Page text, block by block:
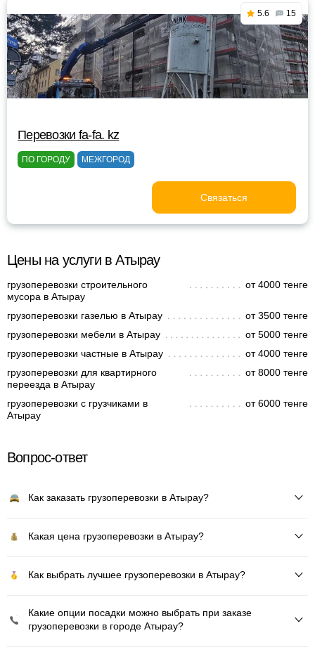
5.6 15
Перевозки fa-fa. kz
ПО ГОРОДУ МЕЖГОРОД
Связаться
Цены на услуги в Атырау
грузоперевозки строительного
мусора в Атырау
от 4000 тенге
грузоперевозки газелью в Атырау
от 3500 тенге
грузоперевозки мебели в Атырау
от 5000 тенге
грузоперевозки частные в Атырау
от 4000 тенге
грузоперевозки для квартирного
переезда в Атырау
от 8000 тенге
грузоперевозки с грузчиками в
Атырау
от 6000 тенге
Вопрос-ответ
Как заказать грузоперевозки в Атырау?
Какая цена грузоперевозки в Атырау?
Как выбрать лучшее грузоперевозки в Атырау?
Какие опции посадки можно выбрать при заказе
грузоперевозки в городе Атырау?